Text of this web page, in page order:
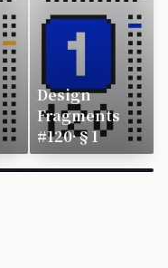
Design
Fragments
#120·§1